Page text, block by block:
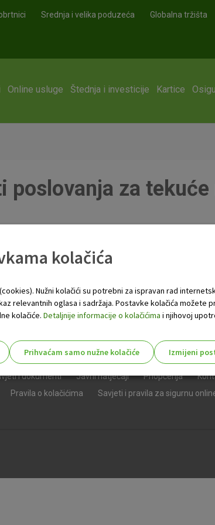
Srednja i velika poduzeća Globalna tržišta
Online usluge Štednja i investicije Kartice
poslovanja za tekuće
i dokumenti Javni natječaji Priopćenja
Pravila o kolačićima
Savjeti i pravila za sigurnu
kolačića
Nužni kolačići su potrebni za ispravan rad
relevantnih oglasa i sadržaja. Postavke kolačića možete
kolačiće. Detaljnije informacije o kolačićima i njihovoj
Prihvaćam samo nužne kolačiće
Izmijeni